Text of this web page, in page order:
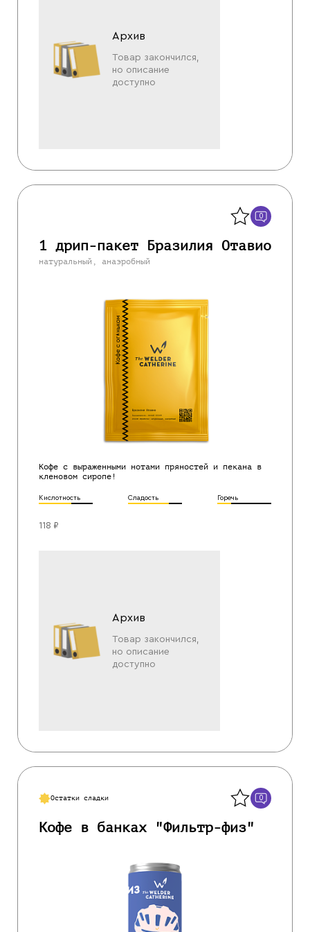
Архив
Товар закончился,
но описание
доступно
0
1 дрип-пакет Бразилия Отавио
натуральный, анаэробный
Кофе с выраженными нотами пряностей и пекана в
кленовом сиропе!
Кислотность Сладость Горечь
118 ₽
Архив
Товар закончился,
но описание
доступно
Остатки сладки 0
Кофе в банках "Фильтр-физ"